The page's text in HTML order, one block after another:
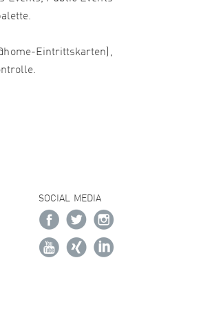
Eintrittskarten),
SOCIAL MEDIA